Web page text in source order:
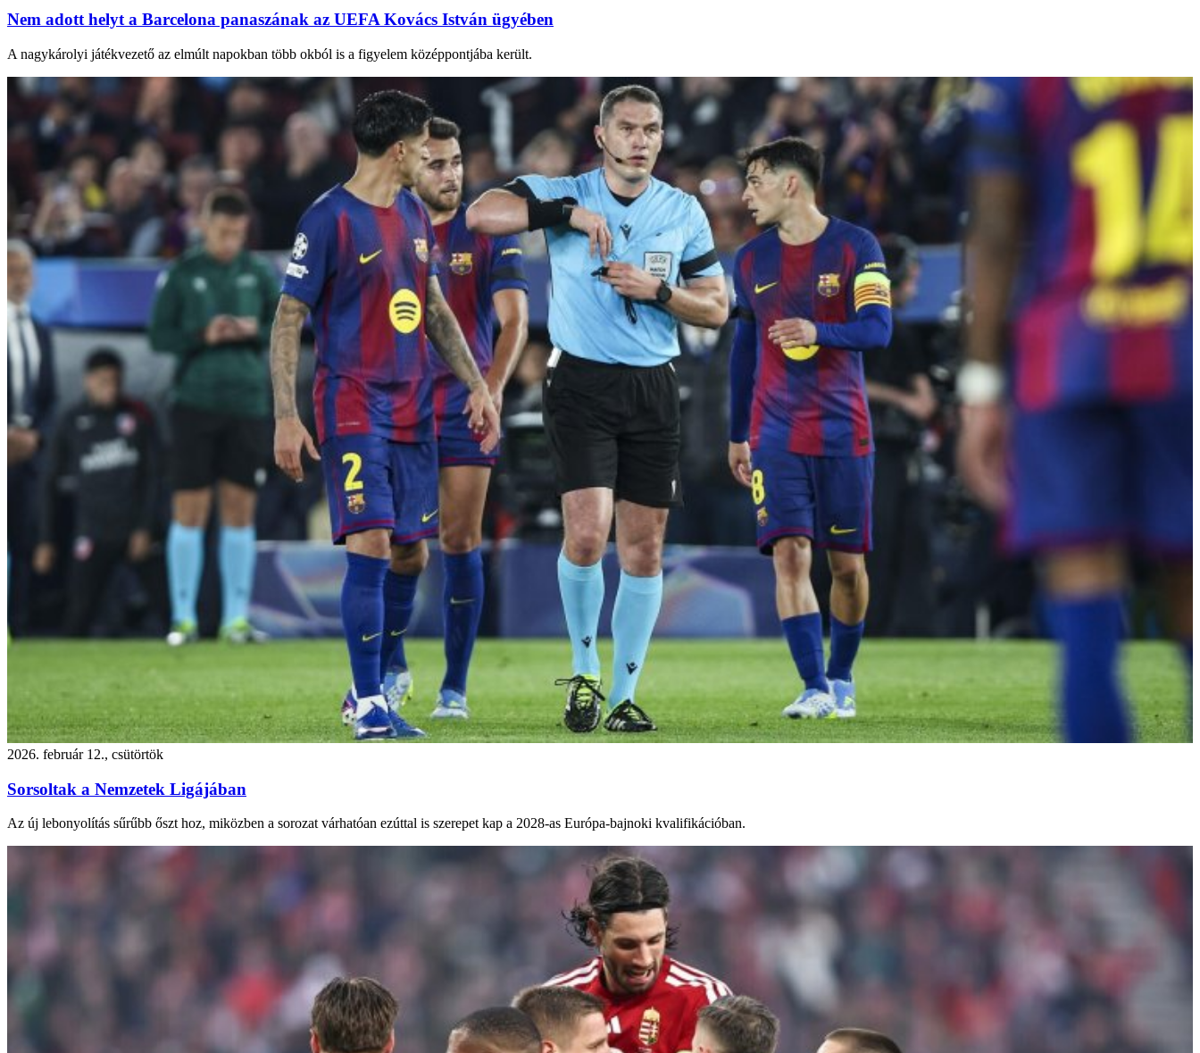
Nem adott helyt a Barcelona panaszának az UEFA Kovács István ügyében
A nagykárolyi játékvezető az elmúlt napokban több okból is a figyelem középpontjába került.
2026. február 12., csütörtök
Sorsoltak a Nemzetek Ligájában
Az új lebonyolítás sűrűbb őszt hoz, miközben a sorozat várhatóan ezúttal is szerepet kap a 2028-as Európa-bajnoki kvalifikációban.